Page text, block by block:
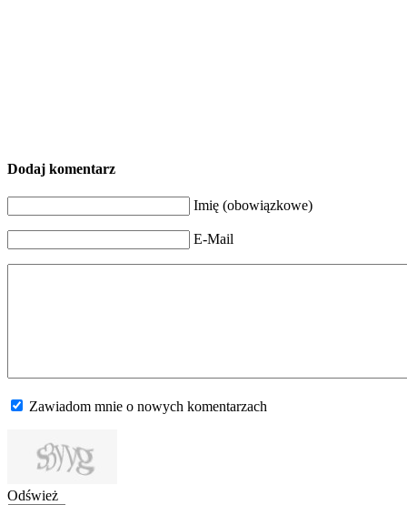
Dodaj komentarz
Imię (obowiązkowe)
E-Mail
Zawiadom mnie o nowych komentarzach
Odśwież